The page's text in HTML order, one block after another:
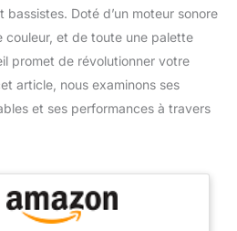
Doté d’un moteur sonore
couleur, et de toute une palette
promet de révolutionner votre
article, nous examinons ses
et ses performances à travers